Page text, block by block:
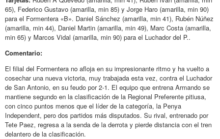
65), Federico Gustavo (amarilla, min 85) y Jorge Haro (amarilla, min 90)
para el Formentera «B». Daniel Sánchez (amarilla, min 41), Rubén Núñez
(amarilla, min 44), Daniel Martin (amarilla, min 49), Marc Costa (amarilla,
min 65) y Marcos Vidal (amarilla, min 90) para el Luchador del P..
Comentario:
El filial del Formentera no afloja en su impresionante ritmo y ha vuelto a
cosechar una nueva victoria, muy trabajada esta vez, contra el Luchador
de San Antonio, en su feudo por 2-1. El equipo que entrena Armando se
mantiene segundo en la clasificación de la Regional Preferente pitiusa,
con cinco puntos menos que el líder de la categoría, la Penya
Independent, pero dos partidos más disputados. Su rival, entrenado por
Tete Paez, regresa a la senda de la derrota y pierde distancia con el tren
delantero de la clasificación.